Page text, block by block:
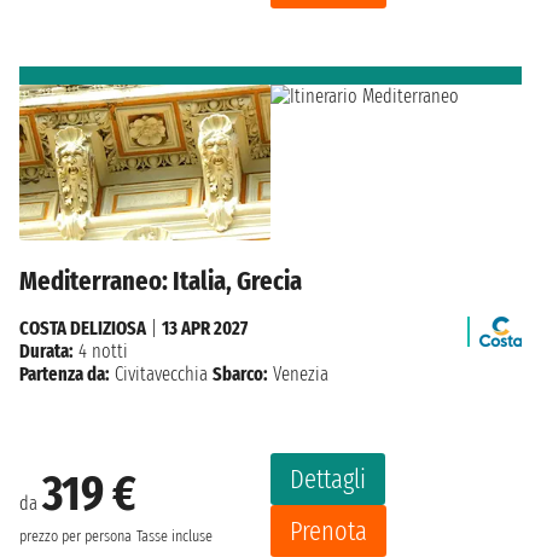
Mediterraneo: Italia, Grecia
da319 €
prezzo per persona Tasse incluse
Dettagli
Prenota
COSTA DELIZIOSA| 13 APR 2027
Durata: 4 notti
Partenza da: Civitavecchia Sbarco: Venezia